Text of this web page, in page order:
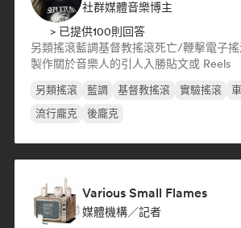
社群媒體音樂博主
> 已提供100則回答
另類搖滾藍調基督教搖滾死亡/鞭擊電子
製作關於音樂人的引人入勝貼文或 Reels
另類搖滾 藍調 基督教搖滾 實驗搖滾
流行龐克
後龐克
Various Small Flames
媒體機構／記者